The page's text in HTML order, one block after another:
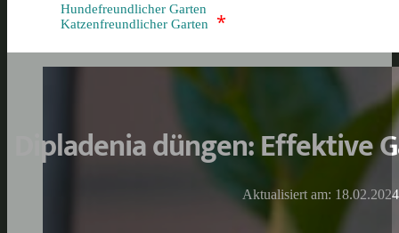
Hundefreundlicher Garten
Katzenfreundlicher Garten
*
Dipladenia düngen: Effektive
Aktualisiert am: 18.02.2024